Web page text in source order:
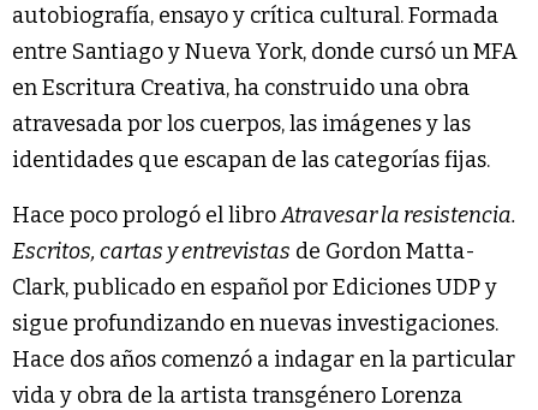
autobiografía, ensayo y crítica cultural. Formada
entre Santiago y Nueva York, donde cursó un MFA
en Escritura Creativa, ha construido una obra
atravesada por los cuerpos, las imágenes y las
identidades que escapan de las categorías fijas.
Hace poco prologó el libroAtravesar la resistencia.
Escritos, cartas y entrevistas de Gordon Matta-
Clark, publicado en español por Ediciones UDP y
sigue profundizando en nuevas investigaciones.
Hace dos años comenzó a indagar en la particular
vida y obra de la artista transgénero Lorenza